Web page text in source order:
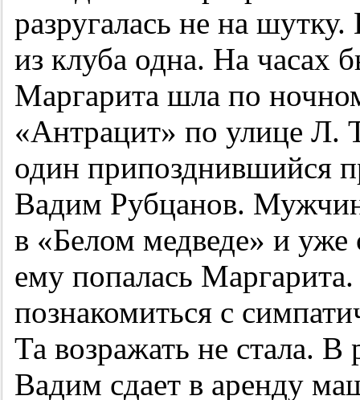
разругалась не на
из клуба одна. На часах
Маргарита шла по
«Антрацит» по улице Л.
один припозднившийся
Вадим Рубцанов.
в «Белом медведе» и
ему попалась
познакомиться с
Та возражать не стала. В
Вадим сдает в аренду